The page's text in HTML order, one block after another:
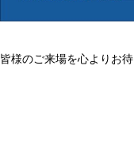
皆様のご来場を心よりお